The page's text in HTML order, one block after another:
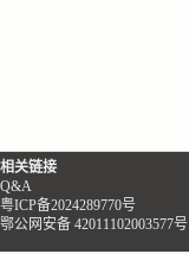
相关链接
Q&A
粤ICP备2024289770号
鄂公网安备 42011102003577号